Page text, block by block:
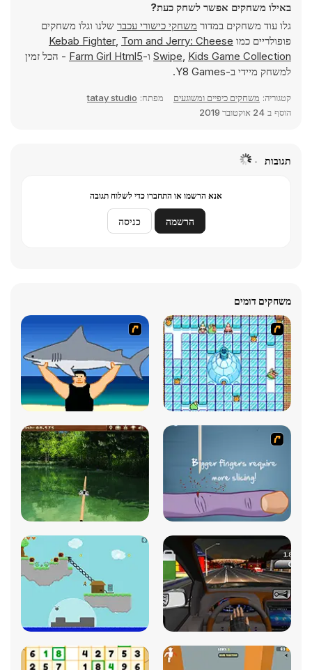
באילו משחקים אפשר לשחק כעת?
גלו עוד משחקים במדור משחקי כישורי עכבר שלנו וגלו משחקים
פופולריים כמו
Kebab Fighter, Tom and Jerry: Cheese
Swipe, Kids Game Collection ו-Farm Girl Html5 - הכל זמין
למשחק מיידי ב-Y8 Games.
קטגוריה: משחקים כיפיים ומשוגעים מפתח: tatay studio
הוסף ב 24 אוקטובר 2019
תגובות
אנא הרשמו או התחברו כדי לשלוח תגובה
הרשמה כניסה
משחקים דומים